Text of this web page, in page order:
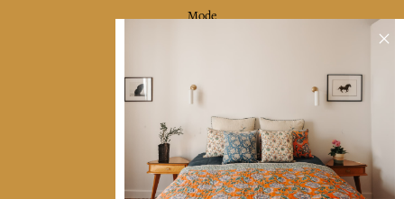
Mode
Livraison & retour
CGV
Devenir revendeur
Notre communauté